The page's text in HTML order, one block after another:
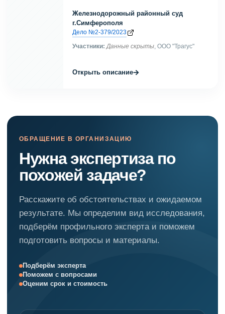
Железнодорожный районный суд
г.Симферополя
Дело №2-379/2023
Участники: Данные скрыты, ООО "Трагус"
Открыть описание→
ОБРАЩЕНИЕ В ОРГАНИЗАЦИЮ
Нужна экспертиза по
похожей задаче?
Расскажите об обстоятельствах и ожидаемом
результате. Мы определим вид исследования,
подберём профильного эксперта и поможем
подготовить вопросы и материалы.
Подберём эксперта
Поможем с вопросами
Оценим срок и стоимость